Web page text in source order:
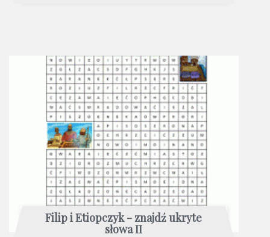
Filip i Etiopczyk - znajdź ukryte
słowa II